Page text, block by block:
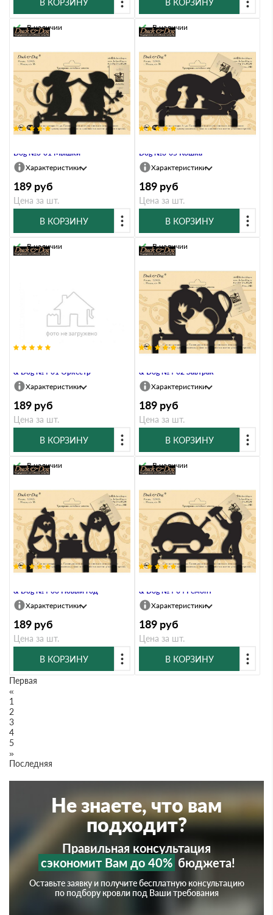
Dog №3-01 Мышки
В наличии
Характеристики
189 руб
Цена за шт.
В КОРЗИНУ
Dog №3-05 Кошка
В наличии
Характеристики
189 руб
Цена за шт.
В КОРЗИНУ
& Dog №4-01 Оркестр
В наличии
Характеристики
189 руб
Цена за шт.
В КОРЗИНУ
& Dog №4-02 Завтрак
В наличии
Характеристики
189 руб
Цена за шт.
В КОРЗИНУ
& Dog №4-03 Новый год
В наличии
Характеристики
189 руб
Цена за шт.
В КОРЗИНУ
& Dog №4-04 Ремонт
В наличии
Характеристики
189 руб
Цена за шт.
В КОРЗИНУ
Первая
«
1
2
3
4
5
»
Последняя
Не знаете, что вам
подходит?
Правильная консультация
сэкономит Вам до 40% бюджета!
Оставьте заявку и получите бесплатную консультацию
по подбору кровли под Ваши требования